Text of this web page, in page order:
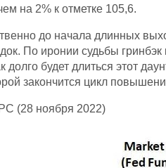
на 2% к отметке 105,6.
до начала длинных
По иронии судьбы
будет длиться этот
закончится цикл
(28 ноября 2022)